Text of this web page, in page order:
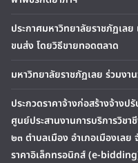
ประกาศมหาวิทยาลัยราชภัฏเล
ขนส่ง โดยวิธีขายทอดตลาด
มหาวิทยาลัยราชภัฏเลย ร่วมงา
ประกวดราคาจ้างก่อสร้างจ้าง
ศูนย์ประสานงานการบริการวิช
๒๓ ตำบลเมือง อำเภอเมืองเล
ราคาอิเล็กทรอนิกส์ (e-